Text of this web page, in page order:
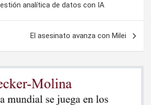
analítica de datos con IA
El asesinato avanza con Milei